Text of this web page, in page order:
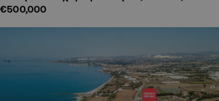
€500,000